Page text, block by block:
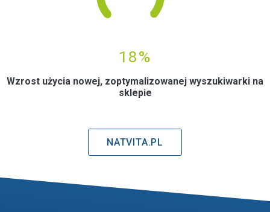
18%
Wzrost użycia nowej, zoptymalizowanej wyszukiwarki na
sklepie
NATVITA.PL